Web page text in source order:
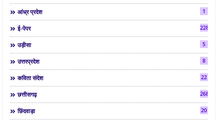
आंध्र प्रदेश 1
ई-पेपर 2286
उड़ीसा 5
उत्तरप्रदेश 8
कविता संदेश 22
छत्तीसगढ़ 268
छिंदवाड़ा 20